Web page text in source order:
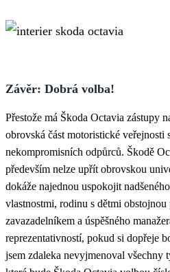
Závěr: Dobrá volba!
Přestože má Škoda Octavia zástupy
obrovská část motoristické veřejnosti
nekompromisních odpůrců. Škodě
především nelze upřít obrovskou
dokáže najednou uspokojit
vlastnostmi, rodinu s dětmi
zavazadelníkem a úspěšného
reprezentativností, pokud si dopřeje
jsem zdaleka nevyjmenoval všechny